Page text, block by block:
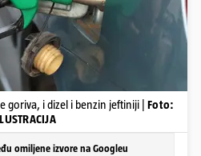
goriva, i dizel i benzin jeftiniji | Foto:
omiljene izvore na Googleu